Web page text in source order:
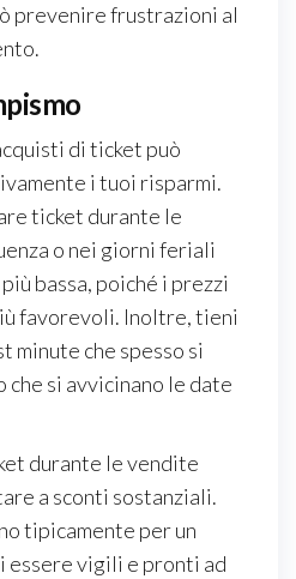
prevenire frustrazioni al
di ticket può
i tuoi risparmi.
ticket durante le
o nei giorni feriali
bassa, poiché i prezzi
favorevoli. Inoltre, tieni
minute che spesso si
che si avvicinano le date
durante le vendite
a sconti sostanziali.
tipicamente per un
essere vigili e pronti ad